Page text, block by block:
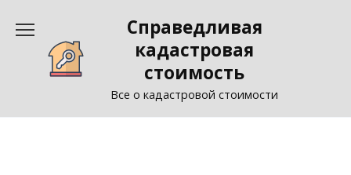
содержанию
Справедливая
кадастровая
стоимость
Все о кадастровой стоимости